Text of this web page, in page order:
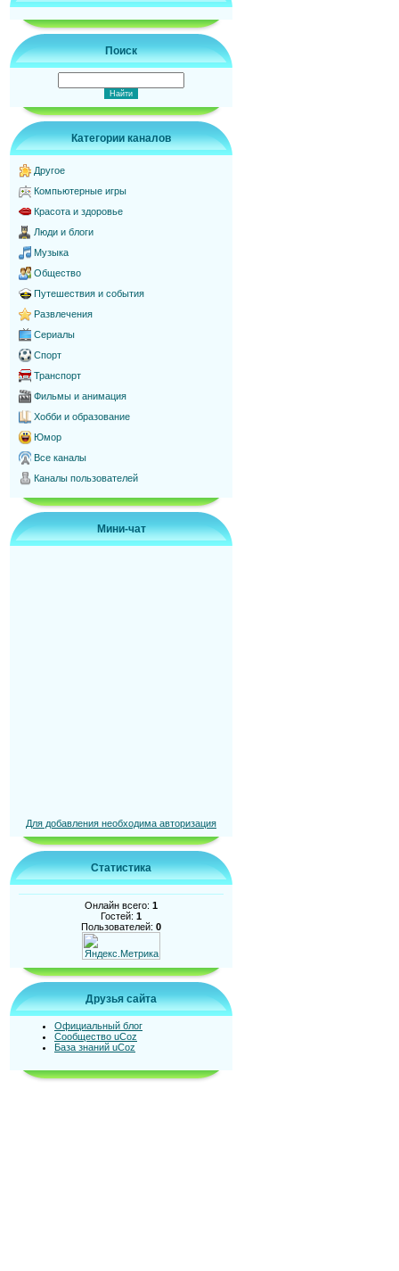
Поиск
Категории каналов
Другое
Компьютерные игры
Красота и здоровье
Люди и блоги
Музыка
Общество
Путешествия и события
Развлечения
Сериалы
Спорт
Транспорт
Фильмы и анимация
Хобби и образование
Юмор
Все каналы
Каналы пользователей
Мини-чат
Для добавления необходима авторизация
Статистика
Онлайн всего: 1
Гостей: 1
Пользователей: 0
Друзья сайта
Официальный блог
Сообщество uCoz
База знаний uCoz